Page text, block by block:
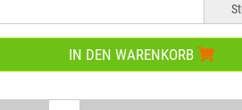
IN DEN WARENKORB